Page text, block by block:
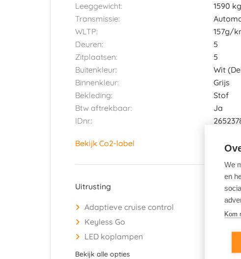
Leeggewicht:
1590 kg
Transmissie:
WLTP:
157g/
Deuren:
5
Zitplaatsen:
5
Buitenkleur:
Wit
Binnenkleur:
Grijs
Bekleding:
Stof
Btw aftrekbaar:
Ja
IDnr.:
Bekijk Co2-label
Uitrusting
Adaptieve cruise control
Keyless Go
LED koplampen
Bekijk alle opties
We
en
Kom